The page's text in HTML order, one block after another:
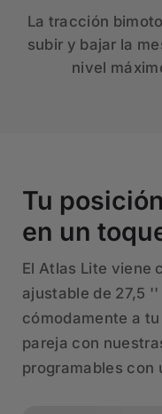
La tracción
subir y bajar la
nivel
Tu
en un
El Atlas Lite viene
ajustable de 27,5
cómodamente a
pareja con
programables con